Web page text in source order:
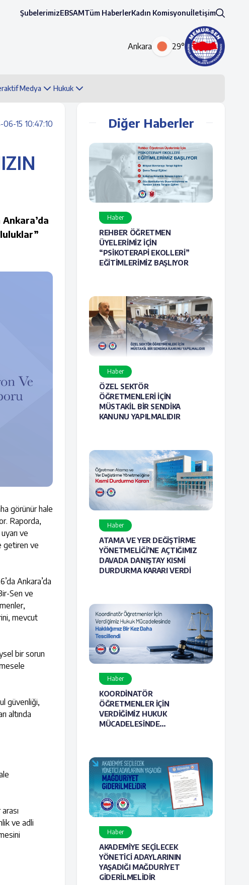
ŞubelerimizEBSAMTüm HaberlerKadın Komisyonuİletişim
Ankara 29°
Medya Hukuk
15 10:47:10
görünür hale
Raporda,
ve
getiren ve
Ankara’da
Sen ve
mevcut
bir sorun
güvenliği,
altında
ve adli
Diğer Haberler
Haber
REHBER ÖĞRETMEN
ÜYELERİMİZ İÇİN
“PSİKOTERAPİ EKOLLERİ”
EĞİTİMLERİMİZ BAŞLIYOR
Haber
ÖZEL SEKTÖR
ÖĞRETMENLERİ İÇİN
MÜSTAKİL BİR SENDİKA
KANUNU YAPILMALIDIR
Haber
ATAMA VE YER DEĞİŞTİRME
YÖNETMELİĞİ’NE AÇTIĞIMIZ
DAVADA DANIŞTAY KISMİ
DURDURMA KARARI VERDİ
Haber
KOORDİNATÖR
ÖĞRETMENLER İÇİN
VERDİĞİMİZ HUKUK
MÜCADELESİNDE
Haber
AKADEMİYE SEÇİLECEK
YÖNETİCİ ADAYLARININ
YAŞADIĞI MAĞDURİYET
GİDERİLMELİDİR